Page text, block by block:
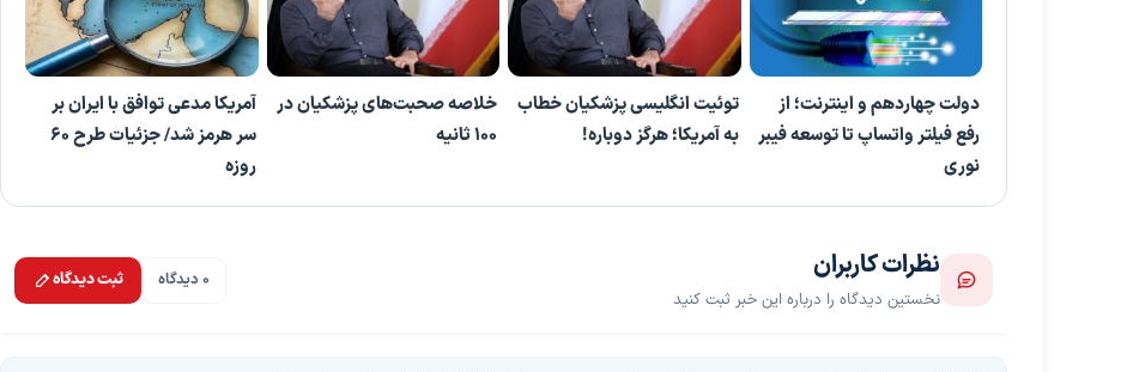
دولت چهاردهم و اینترنت؛ از
رفع فیلتر واتساپ تا توسعه فیبر
نوری
توئیت انگلیسی پزشکیان خطاب
به آمریکا؛ هرگز دوباره!
خلاصه صحبت‌های پزشکیان در
۱۰۰ ثانیه
آمریکا مدعی توافق با ایران بر
سر هرمز شد/ جزئیات طرح ۶۰
روزه
نظرات کاربران
نخستین دیدگاه را درباره این خبر ثبت کنید
0 دیدگاه ثبت دیدگاه